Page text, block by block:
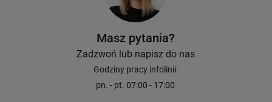
Masz pytania?
Zadzwoń lub napisz do nas
Godziny pracy infolinii:
pn. - pt. 07:00 - 17:00